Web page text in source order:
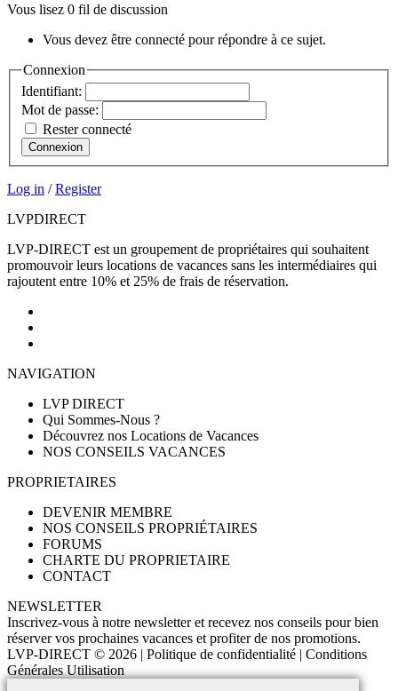
Vous lisez 0 fil de discussion
Vous devez être connecté pour répondre à ce sujet.
Connexion
Identifiant:
Mot de passe:
Rester connecté
Connexion
Log in /Register
LVPDIRECT
LVP-DIRECT est un groupement de propriétaires qui souhaitent
promouvoir leurs locations de vacances sans les intermédiaires qui
rajoutent entre 10% et 25% de frais de réservation.
NAVIGATION
LVP DIRECT
Qui Sommes-Nous ?
Découvrez nos Locations de Vacances
NOS CONSEILS VACANCES
PROPRIETAIRES
DEVENIR MEMBRE
NOS CONSEILS PROPRIÉTAIRES
FORUMS
CHARTE DU PROPRIETAIRE
CONTACT
NEWSLETTER
Inscrivez-vous à notre newsletter et recevez nos conseils pour bien
réserver vos prochaines vacances et profiter de nos promotions.
LVP-DIRECT © 2026 | Politique de confidentialité
Conditions
Générales Utilisation